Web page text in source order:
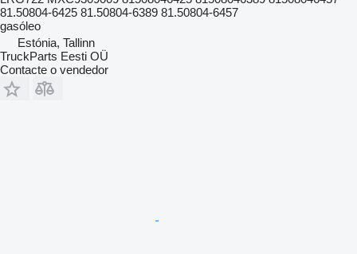
81.50804-6425 81.50804-6389 81.50804-6457
gasóleo
Estónia, Tallinn
TruckParts Eesti OÜ
Contacte o vendedor